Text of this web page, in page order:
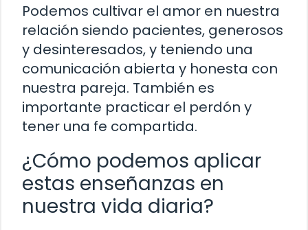
Podemos cultivar el amor en nuestra
relación siendo pacientes, generosos
y desinteresados, y teniendo una
comunicación abierta y honesta con
nuestra pareja. También es
importante practicar el perdón y
tener una fe compartida.
¿Cómo podemos aplicar
estas enseñanzas en
nuestra vida diaria?